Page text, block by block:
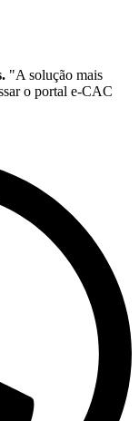
"A solução mais
o portal e-CAC